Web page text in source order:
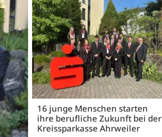
16 junge Menschen starten
ihre berufliche Zukunft bei der
Kreissparkasse Ahrweiler